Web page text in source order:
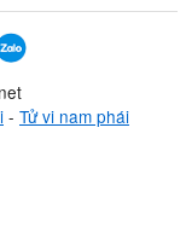
- Tử vi nam phái